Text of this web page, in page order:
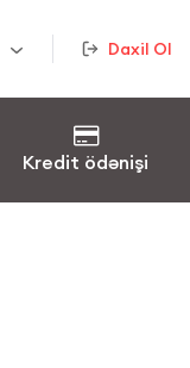
Daxil Ol
Kredit ödənişi